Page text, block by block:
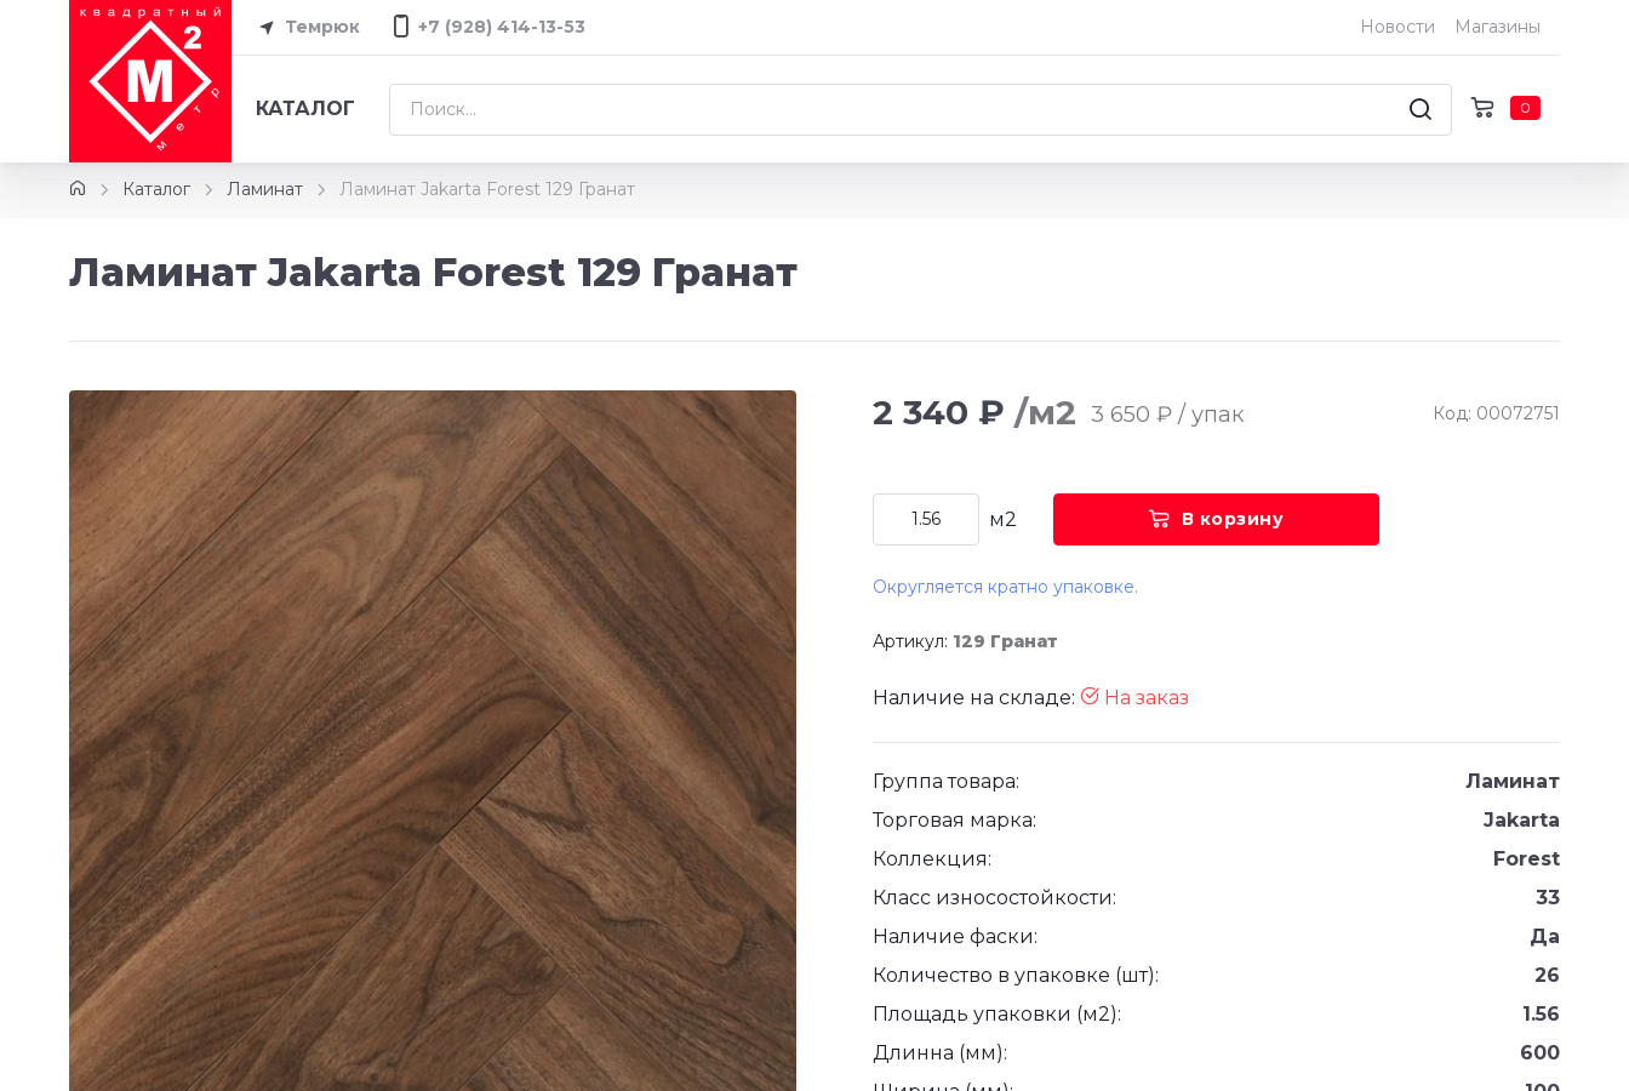
Темрюк +7 (928) 414-13-53 Новости Магазины
КАТАЛОГ 0
Каталог Ламинат Ламинат Jakarta Forest 129 Гранат
Ламинат Jakarta Forest 129 Гранат
2 340 ₽ /м2 3 650 ₽ / упак Код: 00072751
м2 В корзину
Округляется кратно упаковке.
Артикул: 129 Гранат
Наличие на складе: На заказ
Группа товара:
Ламинат
Торговая марка:
Jakarta
Коллекция:
Forest
Класс износостойкости:
33
Наличие фаски:
Да
Количество в упаковке (шт):
26
Площадь упаковки (м2):
1.56
Длинна (мм):
600